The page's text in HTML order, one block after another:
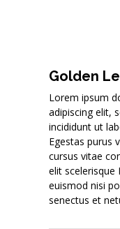
Golden
Lorem ipsum
adipiscing elit,
incididunt ut
Egestas purus
cursus vitae
elit scelerisque
euismod nisi
senectus et